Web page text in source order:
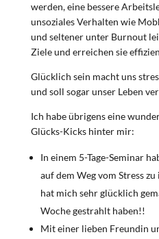
werden, eine bessere
unsoziales Verhalten wie
und seltener unter Burnout
Ziele und erreichen sie
Glücklich sein macht uns
und soll sogar unser Leben
Ich habe übrigens eine
Glücks-Kicks hinter mir:
In einem 5-Tage-Seminar
auf dem Weg vom Stress
hat mich sehr glücklich
Woche gestrahlt haben!!
Mit einer lieben Freundin